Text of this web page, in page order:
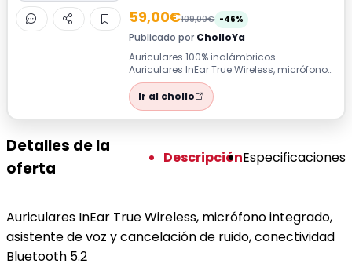
59,00€109,00€ -46%
Publicado por CholloYa
Auriculares 100% inalámbricos ·
Auriculares InEar True Wireless, micrófono
integrado, asistente de voz y cancelación
... Ir al chollo
Detalles de la
oferta
DescripciónEspecificaciones
Auriculares InEar True Wireless, micrófono integrado,
asistente de voz y cancelación de ruido, conectividad
Bluetooth 5.2